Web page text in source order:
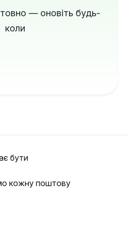
— оновіть будь-
коли
бути
кожну поштову